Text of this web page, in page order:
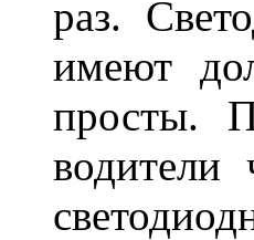
раз.
имеют
просты.
водители